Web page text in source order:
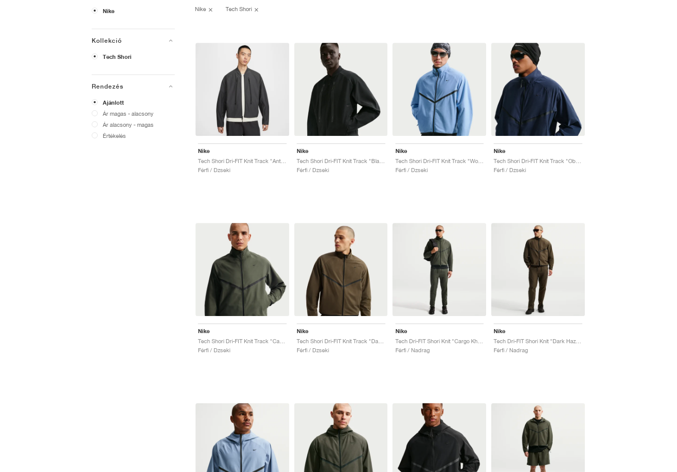
Nike
Kollekció
Tech Shori
Rendezés
Ajánlott
Ár magas - alacsony
Ár alacsony - magas
Értékelés
Nike Tech Shori
Nike
Férfi / Dzseki
Nike
Férfi / Dzseki
Nike
Tech Shori Dri-FIT Knit Track "Work Blue"
Férfi / Dzseki
Nike
Férfi / Dzseki
Nike
Férfi / Dzseki
Nike
Férfi / Dzseki
Nike
Tech Dri-FIT Shori Knit "Cargo Khaki"
Férfi / Nadrag
Nike
Férfi / Nadrag